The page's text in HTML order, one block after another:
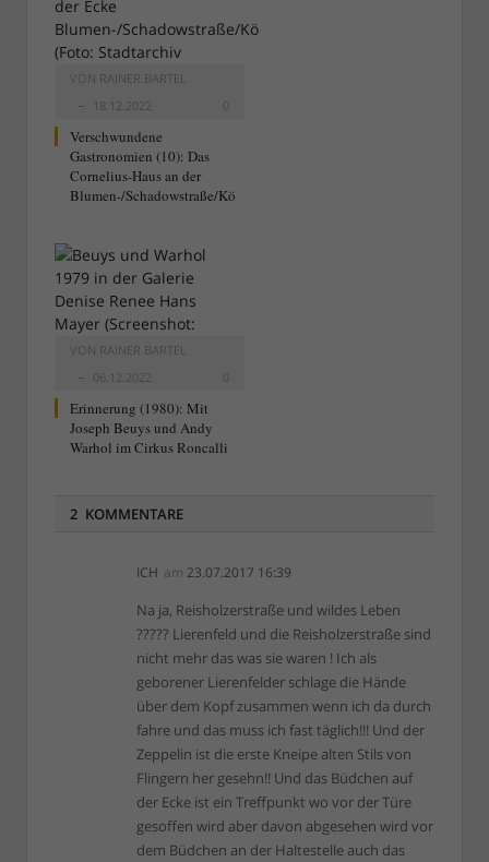
VON RAINER BARTEL
18.12.2022
0
Verschwundene
Gastronomien (10): Das
Cornelius-Haus an der
Blumen-/Schadowstraße/Kö
VON RAINER BARTEL
06.12.2022
0
Erinnerung (1980): Mit
Joseph Beuys und Andy
Warhol im Cirkus Roncalli
2 KOMMENTARE
ICH am 23.07.2017 16:39
Na ja, Reisholzerstraße und wildes Leben
????? Lierenfeld und die Reisholzerstraße sind
nicht mehr das was sie waren ! Ich als
geborener Lierenfelder schlage die Hände
über dem Kopf zusammen wenn ich da durch
fahre und das muss ich fast täglich!!! Und der
Zeppelin ist die erste Kneipe alten Stils von
Flingern her gesehn!! Und das Büdchen auf
der Ecke ist ein Treffpunkt wo vor der Türe
gesoffen wird aber davon abgesehen wird vor
dem Büdchen an der Haltestelle auch das